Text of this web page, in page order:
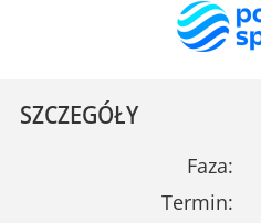
SZCZEGÓŁY
Faza:
Termin: